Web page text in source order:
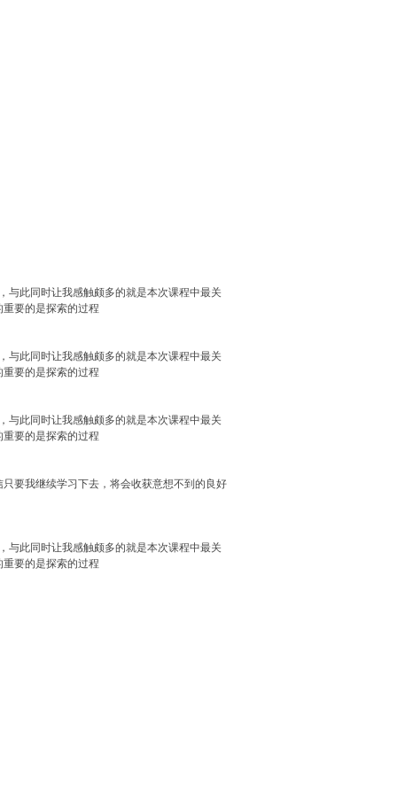
与此同时让我感触颇多的就是本次课程中最关
要的是探索的过程
与此同时让我感触颇多的就是本次课程中最关
要的是探索的过程
与此同时让我感触颇多的就是本次课程中最关
要的是探索的过程
要我继续学习下去，将会收获意想不到的良好
与此同时让我感触颇多的就是本次课程中最关
要的是探索的过程